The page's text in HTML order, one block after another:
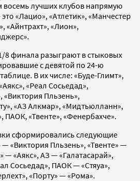
восемь лучших клубов напрямую
«Лацио», «Атлетик», «Манчестер
«Айнтрахт», «Лион»,
8 финала разыграют в стыковых
с девятой по 24-ю
В их числе: «Буде-Глимт»,
«Реал Сосьедад»,
«Виктория Пльзень»,
«АЗ Алкмар», «Мидтьюлланн»,
«Твенте», «Фенербахче».
сформировались следующие
«Виктория Пльзень», «Твенте» —
— «Аякс», АЗ — «Галатасарай»,
Сосьедад», ПАОК — «Стяуа»,
«Порту» — «Рома».